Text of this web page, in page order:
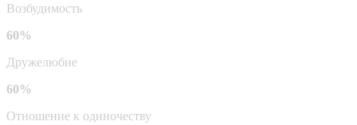
Возбудимость
60%
Дружелюбие
60%
Отношение к одиночеству